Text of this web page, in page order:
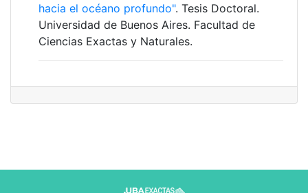
hacia el océano profundo". Tesis Doctoral.
Universidad de Buenos Aires. Facultad de
Ciencias Exactas y Naturales.